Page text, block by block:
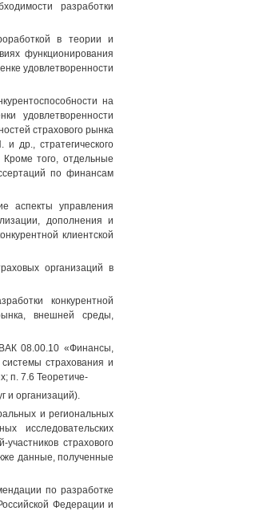
разработки
в теории и
функционирования
удовлетворенности
на
удовлетворенности
страхового рынка
др., стратегического
того, отдельные
по финансам
аспекты управления
дополнения и
клиентской
организаций в
конкурентной
внешней среды,
ВАК 08.00.10 «Финансы,
страхования и
п. 7.6 Теоретиче-
и организаций).
и региональных
исследовательских
страхового
данные, полученные
по разработке
Федерации и